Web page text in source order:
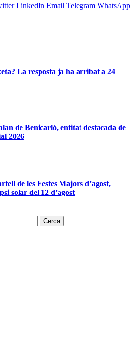
LinkedIn Email Telegram WhatsApp
La resposta ja ha arribat a 24
de Benicarló, entitat destacada de
2026
de les Festes Majors d’agost,
solar del 12 d’agost